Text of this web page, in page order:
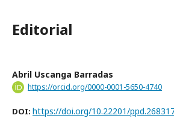
Editorial
Abril Uscanga Barradas
https://orcid.org/0000-0001-5650-4740
DOI: https://doi.org/10.22201/